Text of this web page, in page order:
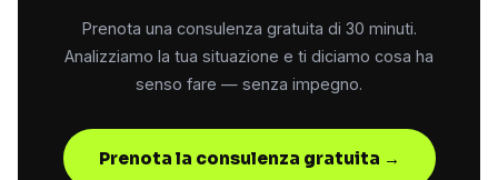
Prenota una consulenza gratuita di 30 minuti.
Analizziamo la tua situazione e ti diciamo cosa ha
senso fare — senza impegno.
Prenota la consulenza gratuita →